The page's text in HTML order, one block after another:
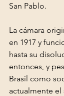
San Pablo.
La cámara
en 1917 y
hasta su
entonces, y
Brasil como
actualmente